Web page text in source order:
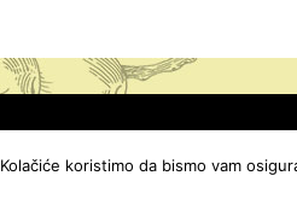
Kolačiće koristimo da bismo vam